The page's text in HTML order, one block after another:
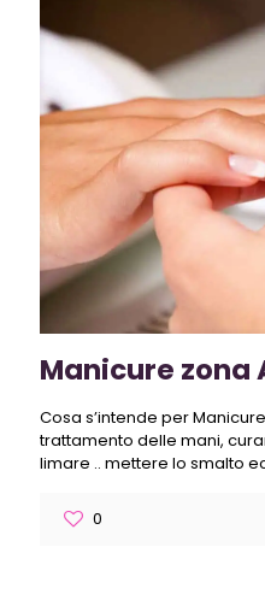
Manicure zona
Cosa s’intende per
trattamento delle mani,
limare .. mettere lo smalto
0